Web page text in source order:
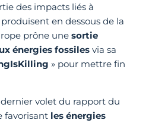
des impacts liés à
en dessous de la
prône une sortie
énergies fossiles via sa
» pour mettre fin
volet du rapport du
favorisantles énergies